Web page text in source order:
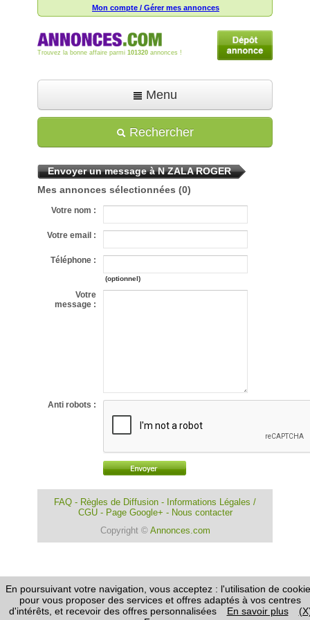
Mon compte / Gérer mes annonces
Trouvez la bonne affaire parmi 101320 annonces !
Menu
Déposer une annonce
Toutes les annonces
Aide
Rechercher
Envoyer un message à N ZALA ROGER
Mes annonces sélectionnées (0)
Votre nom :
Votre email :
Téléphone :
(optionnel)
Votre
message :
Anti robots :
FAQ - Règles de Diffusion - Informations Légales /
CGU- Page Google+ - Nous contacter
Copyright © Annonces.com
En poursuivant votre navigation, vous acceptez : l'utilisation de
pour vous proposer des services et offres adaptés à vos centres
d'intérêts, et recevoir des offres personnalisées
En savoir plus